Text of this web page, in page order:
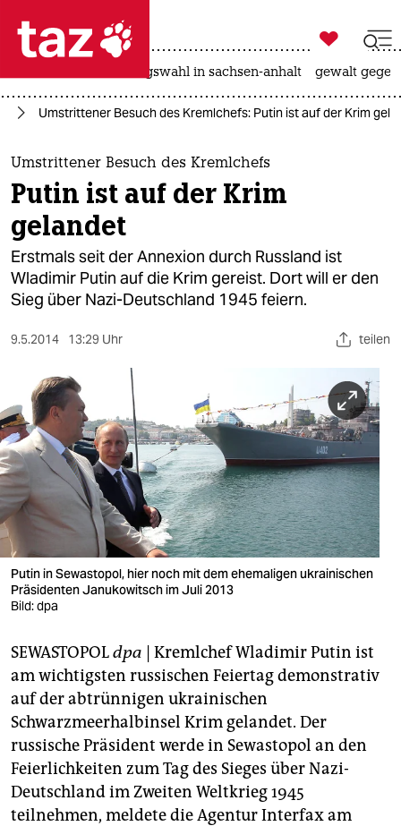
 taz zahl ich
taz zahl ich
themen
politik
öko
gesellschaft
berlin
nord
wahrheit
verlag
verlag
veranstaltungen
fragen & hilfe
unterstützen
genossenschaft
epaper login

taz zahl ich
landtagswahl in sachsen-anhalt gewalt
Umstrittener Besuch des Kremlchefs: Putin ist auf der Krim
Umstrittener Besuch des Kremlchefs
Putin ist auf der Krim
gelandet
Erstmals seit der Annexion durch Russland ist
Wladimir Putin auf die Krim gereist. Dort will er den
Sieg über Nazi-Deutschland 1945 feiern.
9.5.2014 13:29 Uhr teilen
Putin in Sewastopol, hier noch mit dem ehemaligen ukrainischen
Präsidenten Janukowitsch im Juli 2013
Bild: dpa
SEWASTOPOLdpa | Kremlchef Wladimir Putin ist
am wichtigsten russischen Feiertag demonstrativ
auf der abtrünnigen ukrainischen
Schwarzmeerhalbinsel Krim gelandet. Der
russische Präsident werde in Sewastopol an den
Feierlichkeiten zum Tag des Sieges über Nazi-
Deutschland im Zweiten Weltkrieg 1945
teilnehmen, meldete die Agentur Interfax am